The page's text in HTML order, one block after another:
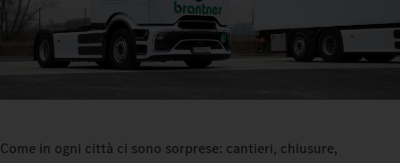
Come in ogni città ci sono sorprese: cantieri, chiusure,